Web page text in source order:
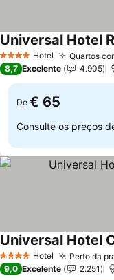
4 EstrelasHotel Quartos
Universal Hotel
8,7 Excelente 4.905
De € 65
Consulte os preços
4 EstrelasHotel Perto da
Universal Hotel
9,0 Excelente 2.251